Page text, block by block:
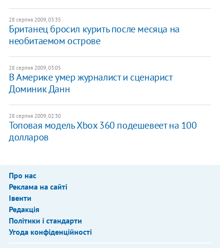
28 серпня 2009, 03:35
Британец бросил курить после месяца на
необитаемом острове
28 серпня 2009, 03:05
В Америке умер журналист и сценарист
Доминик Данн
28 серпня 2009, 02:30
Топовая модель Xbox 360 подешевеет на 100
долларов
Про нас
Реклама на сайті
Івенти
Редакція
Політики і стандарти
Угода конфіденційності